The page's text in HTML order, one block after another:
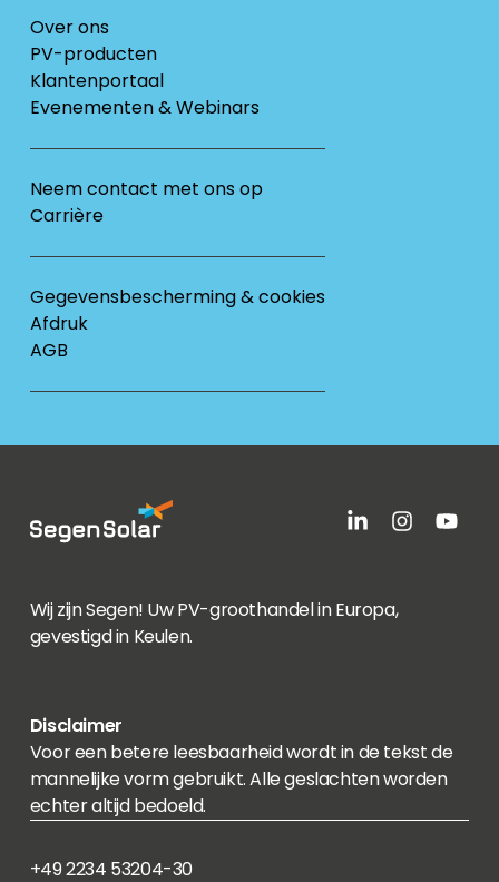
Over ons
PV-producten
Klantenportaal
Evenementen & Webinars
Neem contact met ons op
Carrière
Gegevensbescherming & cookies
Afdruk
AGB
Wij zijn Segen! Uw PV-groothandel in Europa,
gevestigd in Keulen.
Disclaimer
Voor een betere leesbaarheid wordt in de tekst de
mannelijke vorm gebruikt. Alle geslachten worden
echter altijd bedoeld.
+49 2234 53204-30